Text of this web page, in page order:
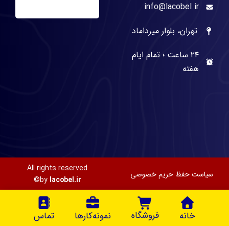
خانه فروشگاه نمونه‌کارها تماس
info@lacobel.ir
تهران، بلوار میرداماد
۲۴ ساعت ؛ تمام ایام
هفته
سیاست حفظ حریم خصوصی
All rights reserved
by lacobel.ir
©